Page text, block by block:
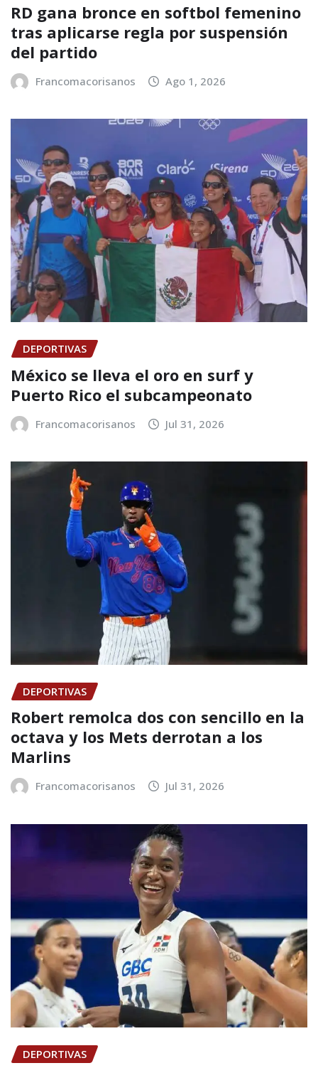
RD gana bronce en softbol femenino
tras aplicarse regla por suspensión
del partido
Francomacorisanos Ago 1, 2026
DEPORTIVAS
México se lleva el oro en surf y
Puerto Rico el subcampeonato
Francomacorisanos Jul 31, 2026
DEPORTIVAS
Robert remolca dos con sencillo en la
octava y los Mets derrotan a los
Marlins
Francomacorisanos Jul 31, 2026
DEPORTIVAS